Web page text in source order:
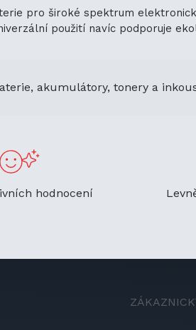
pro široké spektrum
použití navíc podporuje
akumulátory, tonery a
hodnocení